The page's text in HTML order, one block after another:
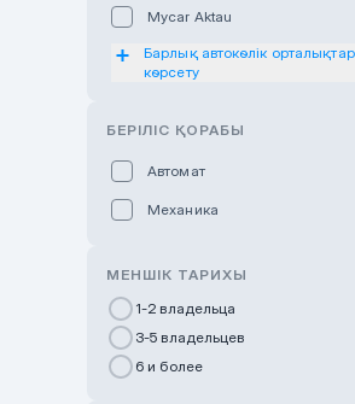
Mycar Aktau
Mycar Uralsk
Haval & Tank Pavlodar
Bavaria Almaty
Mycar Shymkent
Changan Auto Nurly Zhol
Барлық автокөлік
көрсету
БЕРІЛІС ҚОРАБЫ
Автомат
Механика
МЕНШІК ТАРИХЫ
1-2 владельца
3-5 владельцев
6 и более